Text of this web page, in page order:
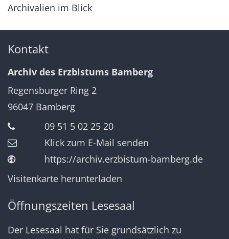
Archivalien im Blick
Kontakt
Archiv des Erzbistums Bamberg
Regensburger Ring 2
96047 Bamberg
09 51 5 02 25 20
Klick zum E-Mail senden
https://archiv.erzbistum-bamberg.de
Visitenkarte herunterladen
Öffnungszeiten Lesesaal
Der Lesesaal hat für Sie grundsätzlich zu